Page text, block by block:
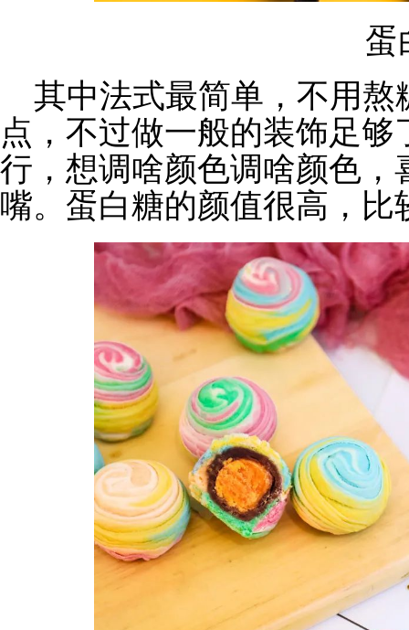
蛋
其中法式最简单，不用
点，不过做一般的装饰足
行，想调啥颜色调啥颜色
嘴。蛋白糖的颜值很高，比